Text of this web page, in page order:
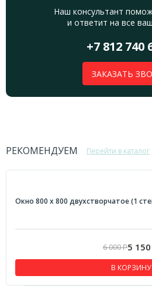
Наш консультант
и ответит на все
+7 812 740
ЗАКАЗАТЬ
РЕКОМЕНДУЕМ Перейти в каталог
Окно 800 х 800 двухстворчатое (1
6 000Р5 150
В КОРЗИНУ